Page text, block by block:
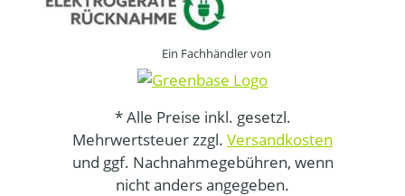
Ein Fachhändler von
* Alle Preise inkl. gesetzl.
Mehrwertsteuer zzgl. Versandkosten
und ggf. Nachnahmegebühren, wenn
nicht anders angegeben.